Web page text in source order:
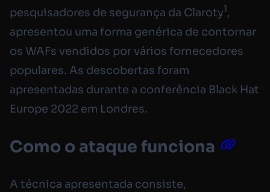
pesquisadores de segurança da Claroty1,
apresentou uma forma genérica de contornar
os WAFs vendidos por vários fornecedores
populares. As descobertas foram
apresentadas durante a conferência Black Hat
Europe 2022 em Londres.
Como o ataque funciona
A técnica apresentada consiste,